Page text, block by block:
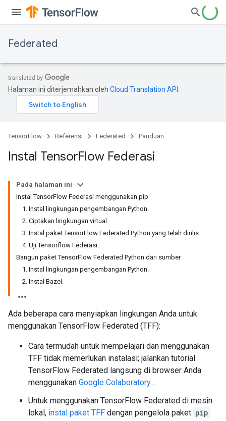
Federated
Halaman ini diterjemahkan oleh Cloud Translation API
TensorFlow Referensi Federated Panduan
Instal TensorFlow Federasi
Pada halaman ini
Instal TensorFlow Federasi menggunakan pip
1. Instal lingkungan pengembangan Python.
2. Ciptakan lingkungan virtual.
3. Instal paket TensorFlow Federated Python yang telah dirilis.
4. Uji Tensorflow Federasi.
Bangun paket TensorFlow Federated Python dari sumber
1. Instal lingkungan pengembangan Python.
2. Instal Bazel.
Ada beberapa cara menyiapkan lingkungan Anda untuk
menggunakan TensorFlow Federated (TFF):
Cara termudah untuk mempelajari dan menggunakan
TFF tidak memerlukan instalasi; jalankan tutorial
TensorFlow Federated langsung di browser Anda
menggunakan Google Colaboratory .
Untuk menggunakan TensorFlow Federated di mesin
lokal, instal paket TFF dengan pengelola paket pip